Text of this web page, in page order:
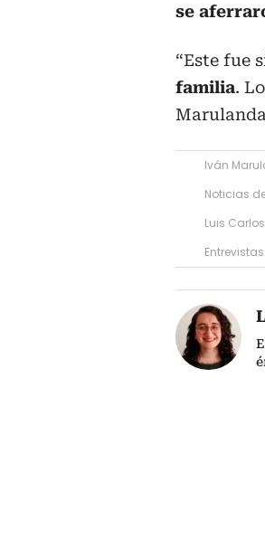
se
“Este fue
familia.
Iván
Noticias
Luis